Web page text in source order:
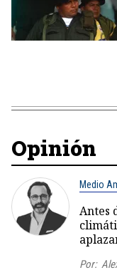
Opinión
Medio
Antes
Por: